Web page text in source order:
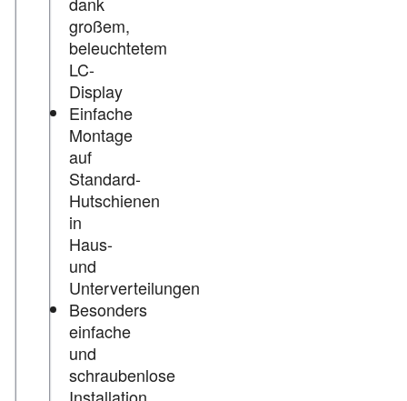
großem,
beleuchtetem
LC-
Display
Einfache
Montage
auf
Standard-
Hutschienen
in
Haus-
und
Unterverteilungen
Besonders
einfache
und
schraubenlose